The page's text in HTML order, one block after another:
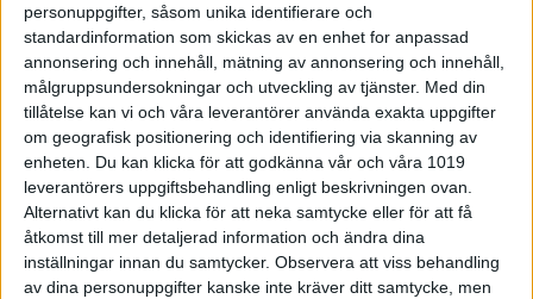
personuppgifter, såsom unika identifierare och
standardinformation som skickas av en enhet for anpassad
annonsering och innehåll, mätning av annonsering och innehåll,
målgruppsundersokningar och utveckling av tjänster. Med din
tillåtelse kan vi och våra leverantörer använda exakta uppgifter
om geografisk positionering och identifiering via skanning av
enheten. Du kan klicka för att godkänna vår och våra 1019
leverantörers uppgiftsbehandling enligt beskrivningen ovan.
Alternativt kan du klicka för att neka samtycke eller för att få
åtkomst till mer detaljerad information och ändra dina
inställningar innan du samtycker. Observera att viss behandling
av dina personuppgifter kanske inte kräver ditt samtycke, men
Sponsorer och samarbetspartners